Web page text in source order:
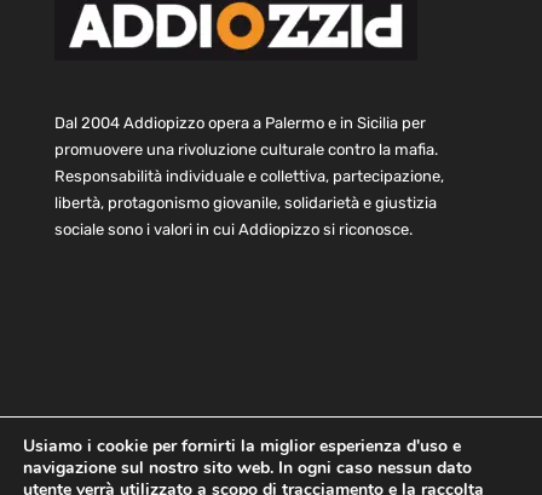
Dal 2004 Addiopizzo opera a Palermo e in Sicilia per
promuovere una rivoluzione culturale contro la mafia.
Responsabilità individuale e collettiva, partecipazione,
libertà, protagonismo giovanile, solidarietà e giustizia
sociale sono i valori in cui Addiopizzo si riconosce.
Home Statuto e bilancio
Contatti
Usiamo i cookie per fornirti la miglior esperienza d'uso e
navigazione sul nostro sito web. In ogni caso nessun dato
utente verrà utilizzato a scopo di tracciamento e la raccolta